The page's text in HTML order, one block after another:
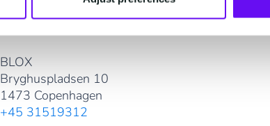
BLOX
Bryghuspladsen 10
1473 Copenhagen
+45 31519312